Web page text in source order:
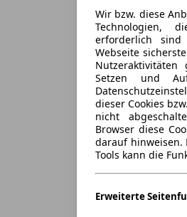
Wir bzw. diese
Technologien,
erforderlich
Webseite
Setzen und
dieser Cookies
nicht
Browser diese
darauf hinweisen.
Tools kann die
Erweiterte